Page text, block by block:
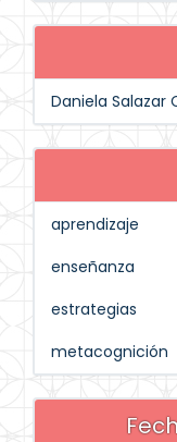
Daniela Salazar
aprendizaje
enseñanza
estrategias
metacognición